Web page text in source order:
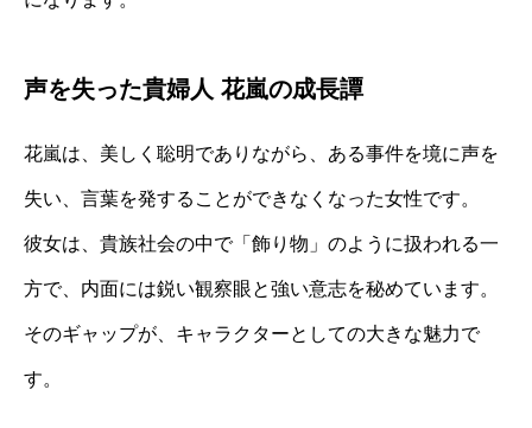
声を失った貴婦人 花嵐の成長譚
花嵐は、美しく聡明でありながら、ある事件を境に声を
失い、言葉を発することができなくなった女性です。
彼女は、貴族社会の中で「飾り物」のように扱われる一
方で、内面には鋭い観察眼と強い意志を秘めています。
そのギャップが、キャラクターとしての大きな魅力で
す。